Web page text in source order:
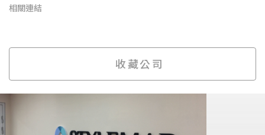
相關連結
收藏公司